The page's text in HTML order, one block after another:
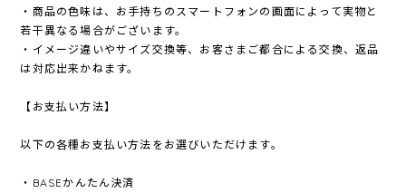
・商品の色味は、お手持ちのスマートフォンの画面によって実物と
若干異なる場合がございます。
・イメージ違いやサイズ交換等、お客さまご都合による交換、返品
は対応出来かねます。
【お支払い方法】
以下の各種お支払い方法をお選びいただけます。
・BASEかんたん決済